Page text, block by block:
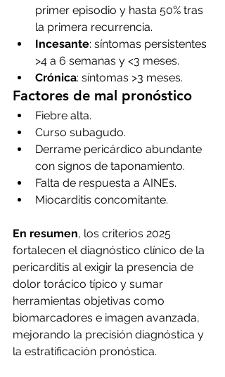
primer episodio y hasta 50% tras
la primera recurrencia.
Incesante: síntomas persistentes
>4 a 6 semanas y <3 meses.
Crónica: síntomas >3 meses.
Factores de mal pronóstico
Fiebre alta.
Curso subagudo.
Derrame pericárdico abundante
con signos de taponamiento.
Falta de respuesta a AINEs.
Miocarditis concomitante.
En resumen, los criterios 2025
fortalecen el diagnóstico clínico de la
pericarditis al exigir la presencia de
dolor torácico típico y sumar
herramientas objetivas como
biomarcadores e imagen avanzada,
mejorando la precisión diagnóstica y
la estratificación pronóstica.